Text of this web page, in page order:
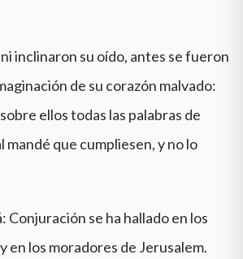
inclinaron su oído, antes se fueron
de su corazón malvado:
ellos todas las palabras de
mandé que cumpliesen, y no lo
Conjuración se ha hallado en los
en los moradores de Jerusalem.